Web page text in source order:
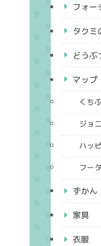
フォー
タクミ
どうぶ
マップ
くち
ジョ
ハッ
フー
ずかん
家具
衣服